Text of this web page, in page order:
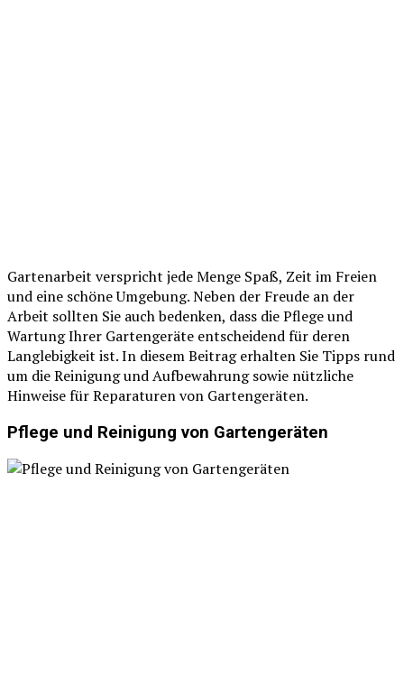
Gartenarbeit verspricht jede Menge Spaß, Zeit im Freien
und eine schöne Umgebung. Neben der Freude an der
Arbeit sollten Sie auch bedenken, dass die Pflege und
Wartung Ihrer Gartengeräte entscheidend für deren
Langlebigkeit ist. In diesem Beitrag erhalten Sie Tipps rund
um die Reinigung und Aufbewahrung sowie nützliche
Hinweise für Reparaturen von Gartengeräten.
Pflege und Reinigung von Gartengeräten